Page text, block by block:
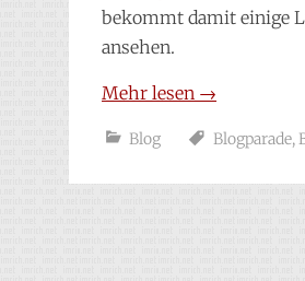
bekommt damit einige
ansehen.
Mehr lesen →
Blog Blogparade,